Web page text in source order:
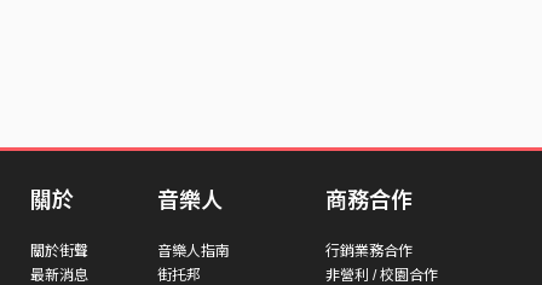
關於
關於街聲
最新消息
音樂人
音樂人指南
街托邦
商務合作
行銷業務合作
非營利 / 校園合作